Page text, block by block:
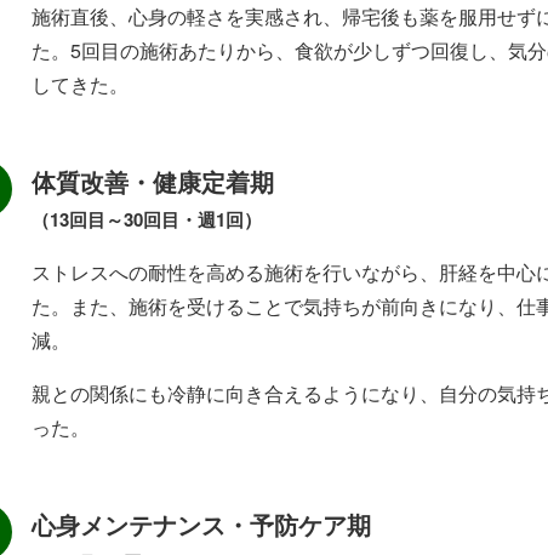
施術直後、心身の軽さを実感され、帰宅後も薬を服用せず
た。5回目の施術あたりから、食欲が少しずつ回復し、気
してきた。
体質改善・健康定着期
（13回目～30回目・週1回）
ストレスへの耐性を高める施術を行いながら、肝経を中心
た。また、施術を受けることで気持ちが前向きになり、仕
減。
親との関係にも冷静に向き合えるようになり、自分の気持
った。
心身メンテナンス・予防ケア期